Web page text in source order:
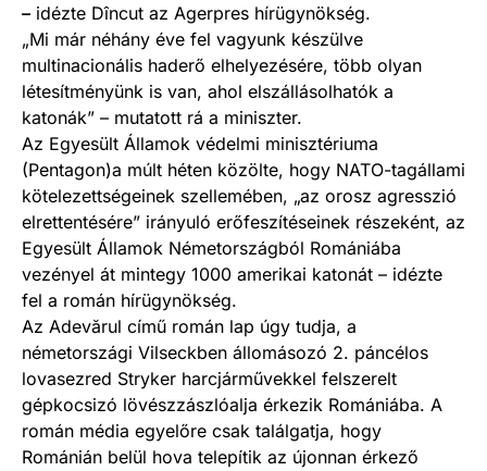
– idézte Dîncut az Agerpres hírügynökség.
„Mi már néhány éve fel vagyunk készülve
multinacionális haderő elhelyezésére, több olyan
létesítményünk is van, ahol elszállásolhatók a
katonák” – mutatott rá a miniszter.
Az Egyesült Államok védelmi minisztériuma
(Pentagon)a múlt héten közölte, hogy NATO-tagállami
kötelezettségeinek szellemében, „az orosz agresszió
elrettentésére” irányuló erőfeszítéseinek részeként, az
Egyesült Államok Németországból Romániába
vezényel át mintegy 1000 amerikai katonát – idézte
fel a román hírügynökség.
Az Adevărul című román lap úgy tudja, a
németországi Vilseckben állomásozó 2. páncélos
lovasezred Stryker harcjárművekkel felszerelt
gépkocsizó lövészzászlóalja érkezik Romániába. A
román média egyelőre csak találgatja, hogy
Románián belül hova telepítik az újonnan érkező